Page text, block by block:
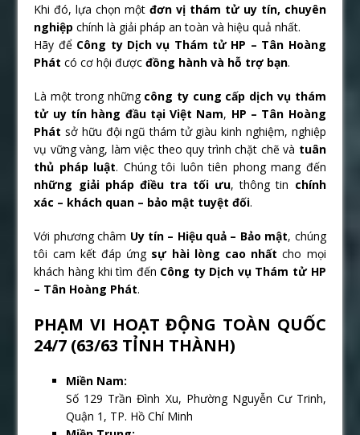
Khi đó, lựa chọn mộtđơn vị thám tử uy tín, chuyên
nghiệp chính là giải pháp an toàn và hiệu quả nhất.
Hãy để Công ty Dịch vụ Thám tử HP – Tân Hoàng
Phát có cơ hội đượcđồng hành và hỗ trợ bạn.
Là một trong những công ty cung cấp dịch vụ thám
tử uy tín hàng đầu tại Việt Nam, HP – Tân Hoàng
Phát sở hữu đội ngũ thám tử giàu kinh nghiệm, nghiệp
vụ vững vàng, làm việc theo quy trình chặt chẽ và tuân
thủ pháp luật. Chúng tôi luôn tiên phong mang đến
những giải pháp điều tra tối ưu, thông tin chính
xác – khách quan – bảo mật tuyệt đối.
Với phương châm Uy tín – Hiệu quả – Bảo mật, chúng
tôi cam kết đáp ứng sự hài lòng cao nhất cho mọi
khách hàng khi tìm đến Công ty Dịch vụ Thám tử HP
– Tân Hoàng Phát.
PHẠM VI HOẠT ĐỘNG TOÀN QUỐC
24/7 (63/63 TỈNH THÀNH)
Miền Nam:
Số 129 Trần Đình Xu, Phường Nguyễn Cư Trinh,
Quận 1, TP. Hồ Chí Minh